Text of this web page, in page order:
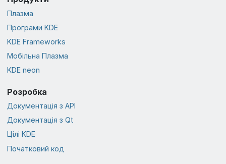
Плазма
Програми KDE
KDE Frameworks
Мобільна Плазма
KDE neon
Розробка
Документація з API
Документація з Qt
Цілі KDE
Початковий код